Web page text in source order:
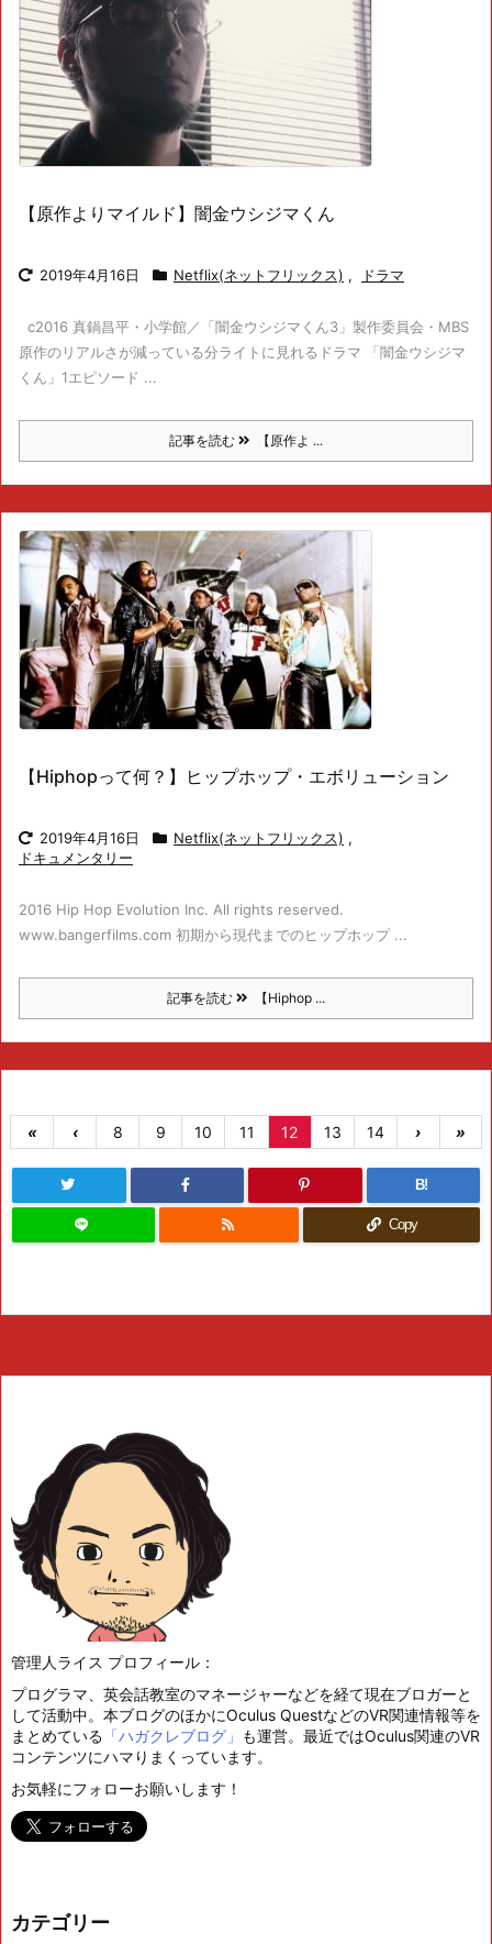
【原作よりマイルド】闇金ウシジマくん
2019年4月16日 Netflix(ネットフリックス) , ドラマ
c2016 真鍋昌平・小学館／「闇金ウシジマくん3」製作委員会・MBS
原作のリアルさが減っている分ライトに見れるドラマ 「闇金ウシジマ
くん」1エピソード ...
記事を読む 【原作よ ...
【Hiphopって何？】ヒップホップ・エボリューション
2019年4月16日 Netflix(ネットフリックス) ,
ドキュメンタリー
2016 Hip Hop Evolution Inc. All rights reserved.
www.bangerfilms.com 初期から現代までのヒップホップ ...
記事を読む 【Hiphop ...
« ‹ 8 9 10 11 12 13 14 › »
B!
Copy
管理人ライス プロフィール：
プログラマ、英会話教室のマネージャーなどを経て現在ブロガーと
して活動中。本ブログのほかにOculus QuestなどのVR関連情報等を
まとめている 「ハガクレブログ」 も運営。最近ではOculus関連のVR
コンテンツにハマりまくっています。
お気軽にフォローお願いします！
カテゴリー